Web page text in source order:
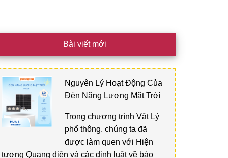
Bài viết mới
Nguyên Lý Hoạt Động Của
Đèn Năng Lượng Mặt Trời
Trong chương trình Vật Lý
phổ thông, chúng ta đã
được làm quen với Hiện
tượng Quang điện và các định luật về bảo